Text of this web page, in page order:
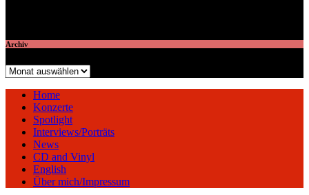
Archiv
Archiv
Home
Konzerte
Spotlight
Interviews/Porträts
News
CD and Vinyl
English
Über mich/Impressum